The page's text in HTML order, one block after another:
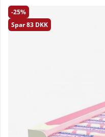
25
Spar83 DKK
Produktbilleder 12 x